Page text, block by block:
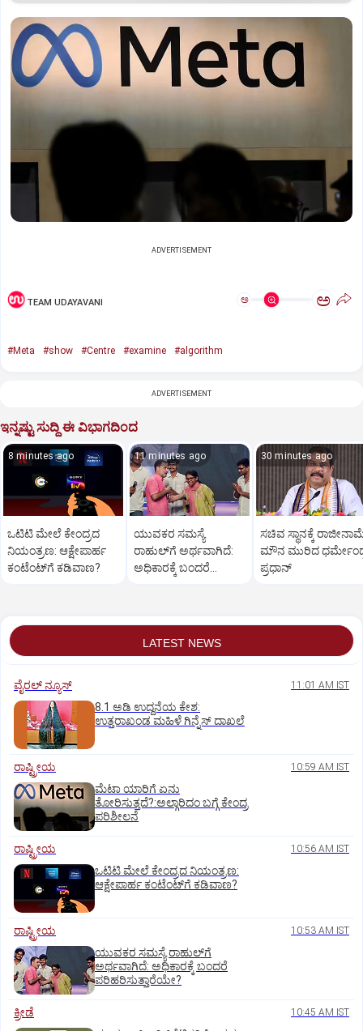
ADVERTISEMENT
TEAM UDAYAVANI ಅ ಅ
#Meta #show #Centre #examine #algorithm
ADVERTISEMENT
ಇನ್ನಷ್ಟು ಸುದ್ದಿ ಈ ವಿಭಾಗದಿಂದ
8 minutes ago
ಒಟಿಟಿ ಮೇಲೆ ಕೇಂದ್ರದ
ನಿಯಂತ್ರಣ: ಆಕ್ಷೇಪಾರ್ಹ
ಕಂಟೆಂಟ್‌ಗೆ ಕಡಿವಾಣ?
11 minutes ago
ಯುವಕರ ಸಮಸ್ಯೆ
ರಾಹುಲ್‌ಗೆ ಅರ್ಥವಾಗಿದೆ:
ಅಧಿಕಾರಕ್ಕೆ ಬಂದರೆ
30 minutes ago
ಸಚಿವ ಸ್ಥಾನಕ್ಕೆ
ಮೌನ ಮುರಿದ
ಪ್ರಧಾನ್
LATEST NEWS
ವೈರಲ್ ನ್ಯೂಸ್ 11:01 AM IST
8.1 ಅಡಿ ಉದ್ದನೆಯ ಕೇಶ:
ಉತ್ತರಾಖಂಡ ಮಹಿಳೆ ಗಿನ್ನೆಸ್‌ ದಾಖಲೆ
ರಾಷ್ಟ್ರೀಯ 10:59 AM IST
ಮೆಟಾ ಯಾರಿಗೆ ಏನು
ತೋರಿಸುತ್ತದೆ?:ಅಲ್ಗಾರಿದಂ ಬಗ್ಗೆ ಕೇಂದ್ರ
ಪರಿಶೀಲನೆ
ರಾಷ್ಟ್ರೀಯ 10:56 AM IST
ಒಟಿಟಿ ಮೇಲೆ ಕೇಂದ್ರದ ನಿಯಂತ್ರಣ:
ಆಕ್ಷೇಪಾರ್ಹ ಕಂಟೆಂಟ್‌ಗೆ ಕಡಿವಾಣ?
ರಾಷ್ಟ್ರೀಯ 10:53 AM IST
ಯುವಕರ ಸಮಸ್ಯೆ ರಾಹುಲ್‌ಗೆ
ಅರ್ಥವಾಗಿದೆ: ಅಧಿಕಾರಕ್ಕೆ ಬಂದರೆ
ಪರಿಹರಿಸುತ್ತಾರೆಯೇ?
ಕ್ರೀಡೆ 10:45 AM IST